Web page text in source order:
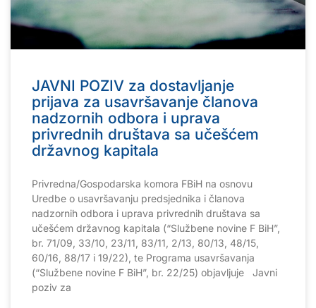
JAVNI POZIV za dostavljanje
prijava za usavršavanje članova
nadzornih odbora i uprava
privrednih društava sa učešćem
državnog kapitala
Privredna/Gospodarska komora FBiH na osnovu
Uredbe o usavršavanju predsjednika i članova
nadzornih odbora i uprava privrednih društava sa
učešćem državnog kapitala (“Službene novine F BiH”,
br. 71/09, 33/10, 23/11, 83/11, 2/13, 80/13, 48/15,
60/16, 88/17 i 19/22), te Programa usavršavanja
(“Službene novine F BiH”, br. 22/25) objavljuje Javni
poziv za